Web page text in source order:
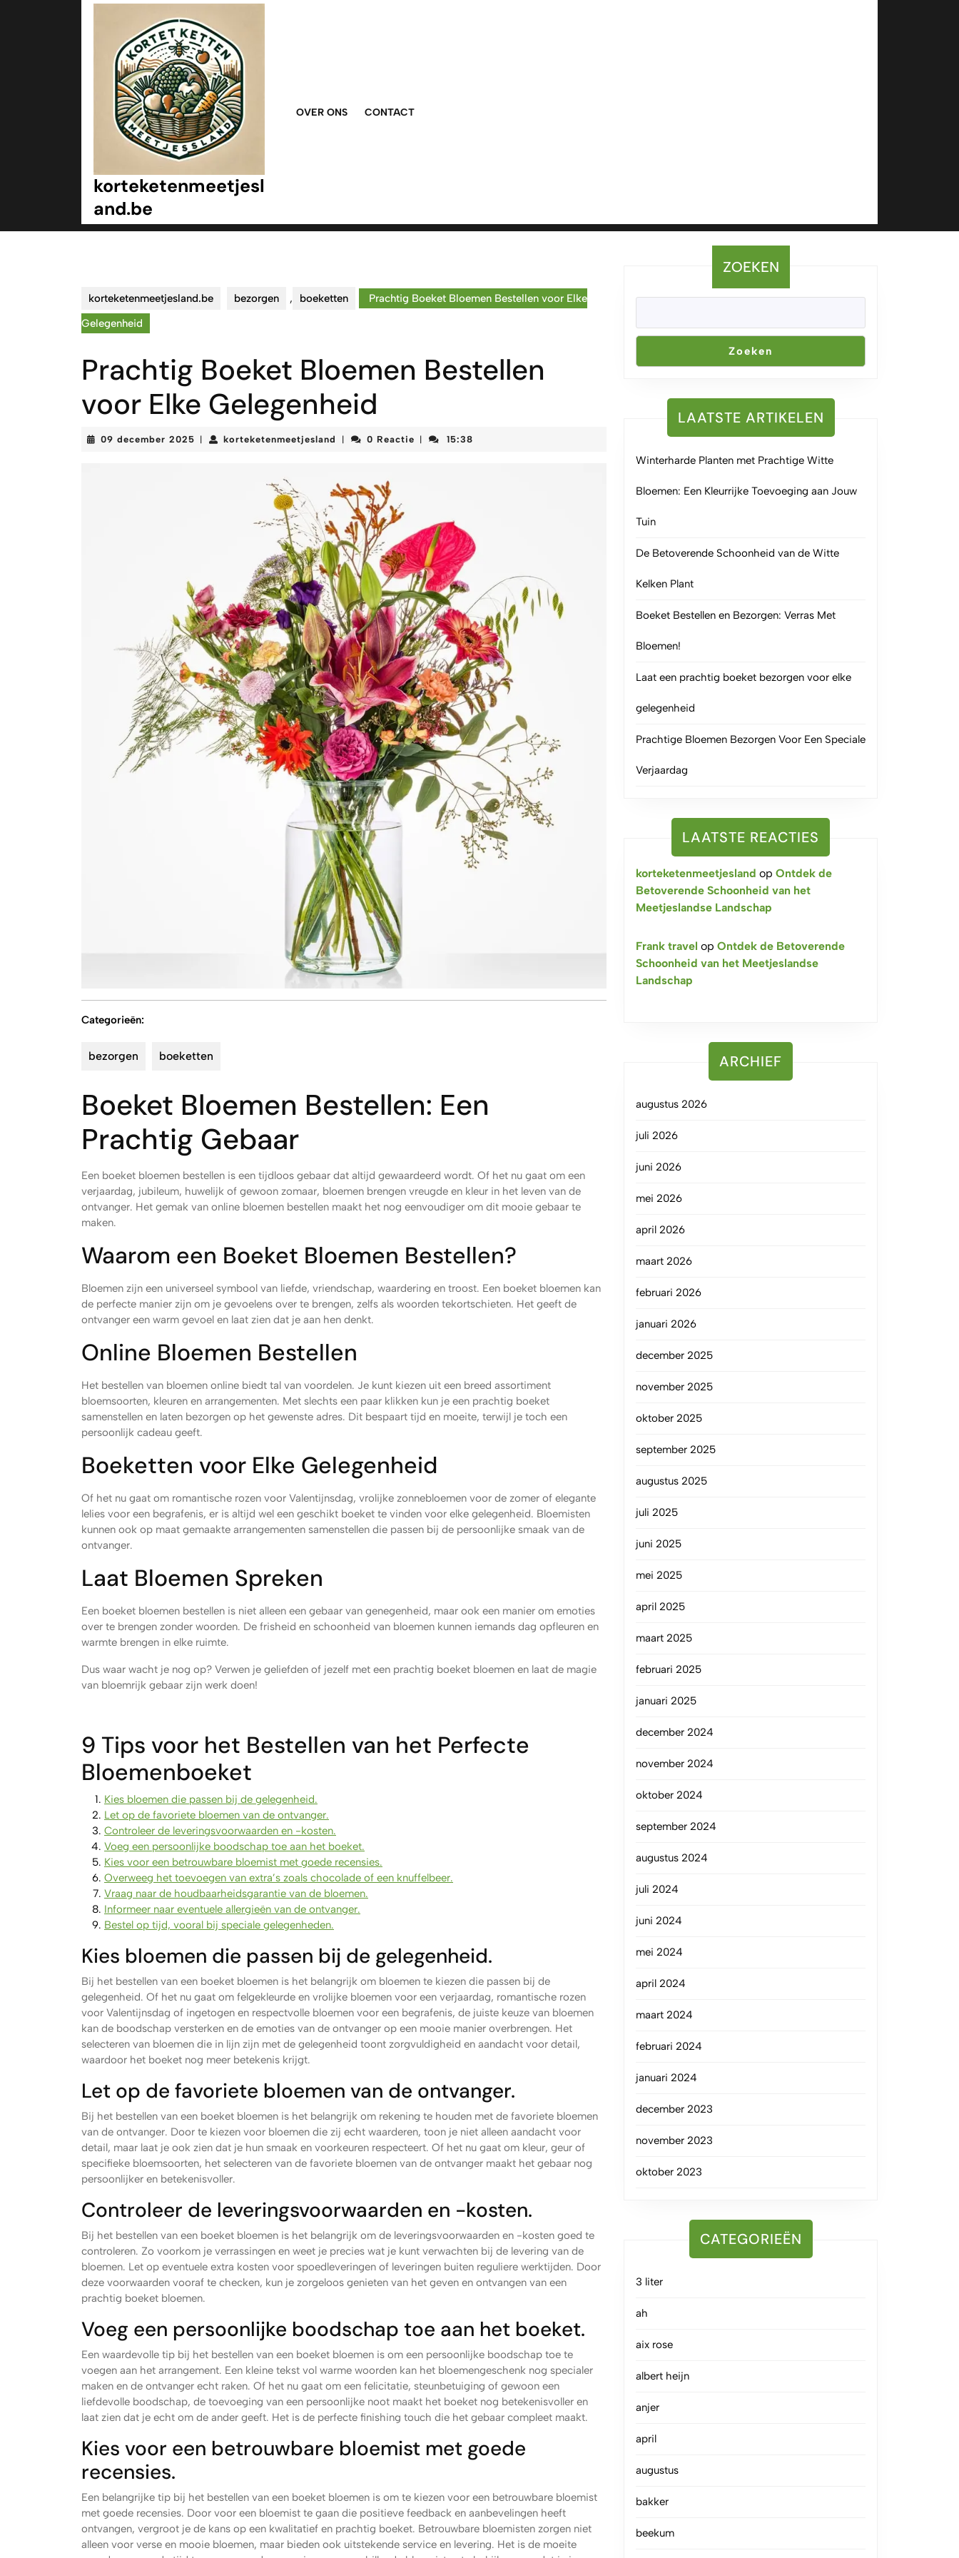
korteketenmeetjesl
and.be
OVER ONS CONTACT
korteketenmeetjesland.be bezorgen , boeketten
Prachtig Boeket Bloemen Bestellen voor Elke
Gelegenheid
Prachtig Boeket Bloemen Bestellen
voor Elke Gelegenheid
09 december 2025 09
korteketenmeetjesland korteketenmeetjesland
0 Reactie 15:38
Categorieën:
bezorgen boeketten
Boeket Bloemen Bestellen: Een
Prachtig Gebaar
Een boeket bloemen bestellen is een tijdloos gebaar dat altijd gewaardeerd wordt. Of het nu gaat om een
verjaardag, jubileum, huwelijk of gewoon zomaar, bloemen brengen vreugde en kleur in het leven van de
ontvanger. Het gemak van online bloemen bestellen maakt het nog eenvoudiger om dit mooie gebaar te
maken.
Waarom een Boeket Bloemen Bestellen?
Bloemen zijn een universeel symbool van liefde, vriendschap, waardering en troost. Een boeket bloemen kan
de perfecte manier zijn om je gevoelens over te brengen, zelfs als woorden tekortschieten. Het geeft de
ontvanger een warm gevoel en laat zien dat je aan hen denkt.
Online Bloemen Bestellen
Het bestellen van bloemen online biedt tal van voordelen. Je kunt kiezen uit een breed assortiment
bloemsoorten, kleuren en arrangementen. Met slechts een paar klikken kun je een prachtig boeket
samenstellen en laten bezorgen op het gewenste adres. Dit bespaart tijd en moeite, terwijl je toch een
persoonlijk cadeau geeft.
Boeketten voor Elke Gelegenheid
Of het nu gaat om romantische rozen voor Valentijnsdag, vrolijke zonnebloemen voor de zomer of elegante
lelies voor een begrafenis, er is altijd wel een geschikt boeket te vinden voor elke gelegenheid. Bloemisten
kunnen ook op maat gemaakte arrangementen samenstellen die passen bij de persoonlijke smaak van de
ontvanger.
Laat Bloemen Spreken
Een boeket bloemen bestellen is niet alleen een gebaar van genegenheid, maar ook een manier om emoties
over te brengen zonder woorden. De frisheid en schoonheid van bloemen kunnen iemands dag opfleuren en
warmte brengen in elke ruimte.
Dus waar wacht je nog op? Verwen je geliefden of jezelf met een prachtig boeket bloemen en laat de magie
van bloemrijk gebaar zijn werk doen!
9 Tips voor het Bestellen van het Perfecte
Bloemenboeket
Kies bloemen die passen bij de gelegenheid.
Let op de favoriete bloemen van de ontvanger.
Controleer de leveringsvoorwaarden en -kosten.
Voeg een persoonlijke boodschap toe aan het boeket.
Kies voor een betrouwbare bloemist met goede recensies.
Overweeg het toevoegen van extra’s zoals chocolade of een knuffelbeer.
Vraag naar de houdbaarheidsgarantie van de bloemen.
Informeer naar eventuele allergieën van de ontvanger.
Bestel op tijd, vooral bij speciale gelegenheden.
Kies bloemen die passen bij de gelegenheid.
Bij het bestellen van een boeket bloemen is het belangrijk om bloemen te kiezen die passen bij de
gelegenheid. Of het nu gaat om felgekleurde en vrolijke bloemen voor een verjaardag, romantische rozen
voor Valentijnsdag of ingetogen en respectvolle bloemen voor een begrafenis, de juiste keuze van bloemen
kan de boodschap versterken en de emoties van de ontvanger op een mooie manier overbrengen. Het
selecteren van bloemen die in lijn zijn met de gelegenheid toont zorgvuldigheid en aandacht voor detail,
waardoor het boeket nog meer betekenis krijgt.
Let op de favoriete bloemen van de ontvanger.
Bij het bestellen van een boeket bloemen is het belangrijk om rekening te houden met de favoriete bloemen
van de ontvanger. Door te kiezen voor bloemen die zij echt waarderen, toon je niet alleen aandacht voor
detail, maar laat je ook zien dat je hun smaak en voorkeuren respecteert. Of het nu gaat om kleur, geur of
specifieke bloemsoorten, het selecteren van de favoriete bloemen van de ontvanger maakt het gebaar nog
persoonlijker en betekenisvoller.
Controleer de leveringsvoorwaarden en -kosten.
Bij het bestellen van een boeket bloemen is het belangrijk om de leveringsvoorwaarden en -kosten goed te
controleren. Zo voorkom je verrassingen en weet je precies wat je kunt verwachten bij de levering van de
bloemen. Let op eventuele extra kosten voor spoedleveringen of leveringen buiten reguliere werktijden. Door
deze voorwaarden vooraf te checken, kun je zorgeloos genieten van het geven en ontvangen van een
prachtig boeket bloemen.
Voeg een persoonlijke boodschap toe aan het boeket.
Een waardevolle tip bij het bestellen van een boeket bloemen is om een persoonlijke boodschap toe te
voegen aan het arrangement. Een kleine tekst vol warme woorden kan het bloemengeschenk nog specialer
maken en de ontvanger echt raken. Of het nu gaat om een felicitatie, steunbetuiging of gewoon een
liefdevolle boodschap, de toevoeging van een persoonlijke noot maakt het boeket nog betekenisvoller en
laat zien dat je echt om de ander geeft. Het is de perfecte finishing touch die het gebaar compleet maakt.
Kies voor een betrouwbare bloemist met goede
recensies.
Een belangrijke tip bij het bestellen van een boeket bloemen is om te kiezen voor een betrouwbare bloemist
met goede recensies. Door voor een bloemist te gaan die positieve feedback en aanbevelingen heeft
ontvangen, vergroot je de kans op een kwalitatief en prachtig boeket. Betrouwbare bloemisten zorgen niet
alleen voor verse en mooie bloemen, maar bieden ook uitstekende service en levering. Het is de moeite
ZOEKEN
Zoeken
LAATSTE ARTIKELEN
Winterharde Planten met Prachtige Witte
Bloemen: Een Kleurrijke Toevoeging aan Jouw
Tuin
De Betoverende Schoonheid van de Witte
Kelken Plant
Boeket Bestellen en Bezorgen: Verras Met
Bloemen!
Laat een prachtig boeket bezorgen voor elke
gelegenheid
Prachtige Bloemen Bezorgen Voor Een Speciale
Verjaardag
LAATSTE REACTIES
korteketenmeetjesland op Ontdek de
Betoverende Schoonheid van het
Meetjeslandse Landschap
Frank travel op Ontdek de Betoverende
Schoonheid van het Meetjeslandse
Landschap
ARCHIEF
augustus 2026
juli 2026
juni 2026
mei 2026
april 2026
maart 2026
februari 2026
januari 2026
december 2025
november 2025
oktober 2025
september 2025
augustus 2025
juli 2025
juni 2025
mei 2025
april 2025
maart 2025
februari 2025
januari 2025
december 2024
november 2024
oktober 2024
september 2024
augustus 2024
juli 2024
juni 2024
mei 2024
april 2024
maart 2024
februari 2024
januari 2024
december 2023
november 2023
oktober 2023
CATEGORIEËN
3 liter
ah
aix rose
albert heijn
anjer
april
augustus
bakker
beekum